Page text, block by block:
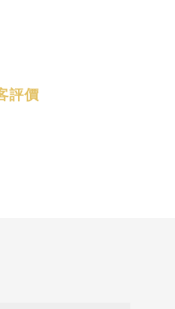
評價